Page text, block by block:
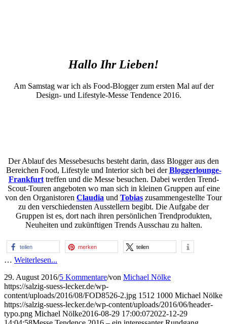
Hallo Ihr Lieben!
Am Samstag war ich als Food-Blogger zum ersten Mal auf der
Design- und Lifestyle-Messe Tendence 2016.
Der Ablauf des Messebesuchs besteht darin, dass Blogger aus den
Bereichen Food, Lifestyle und Interior sich bei derBloggerlounge-
Frankfurttreffen und die Messe besuchen. Dabei werden Trend-
Scout-Touren angeboten wo man sich in kleinen Gruppen auf eine
von den Organistoren Claudia und Tobias zusammengestellte Tour
zu den verschiedensten Ausstellern begibt. Die Aufgabe der
Gruppen ist es, dort nach ihren persönlichen Trendprodukten,
Neuheiten und zukünftigen Trends Ausschau zu halten.
teilen merken teilen
… Weiterlesen...
29. August 2016/5 Kommentare/von Michael Nölke
https://salzig-suess-lecker.de/wp-
content/uploads/2016/08/FOD8526-2.jpg 1512 1000 Michael Nölke
https://salzig-suess-lecker.de/wp-content/uploads/2016/06/header-
typo.png Michael Nölke2016-08-29 17:00:072022-12-29